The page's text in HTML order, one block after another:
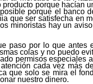
producto porque hacían
porque el banco
que ser satisfecha en
minoristas hay un
paso por lo que
colas y no puedo
permisos especiales
cada vez más
que solo se mira el
nuestro dinero.